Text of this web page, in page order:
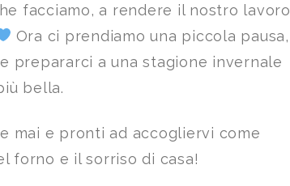
facciamo, a rendere il nostro lavoro
Ora ci prendiamo una piccola pausa,
prepararci a una stagione invernale
bella.
mai e pronti ad accogliervi come
forno e il sorriso di casa!